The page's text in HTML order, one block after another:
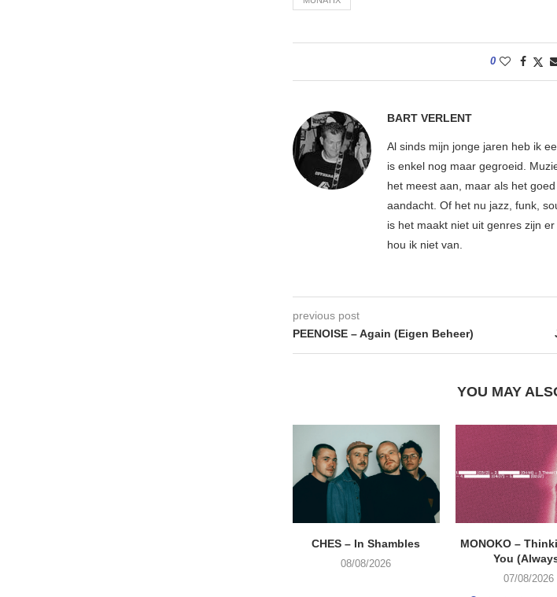
0
BART VERLENT
Al sinds mijn jonge jaren heb ik
is enkel nog maar gegroeid.
het meest aan, maar als het
aandacht. Of het nu jazz, funk,
is het maakt niet uit genres zijn
hou ik niet van.
previous post
PEENOISE – Again (Eigen Beheer)
YOU MAY
CHES – In Shambles
08/08/2026
MONOKO –
You
07/08/2026